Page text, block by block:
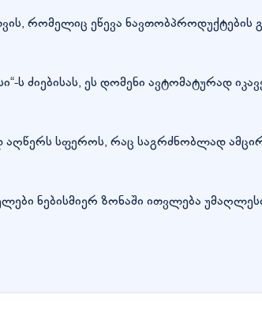
რომელიც ეწევა ნავთობპროდუქტების
ს ძიებისას, ეს დომენი ავტომატურად
აღწერს სფეროს, რაც საგრძნობლად
ნებისმიერ ზონაში ითვლება